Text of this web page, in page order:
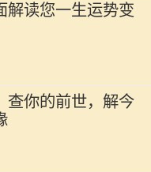
解读您一生运势变
查你的前世，解今